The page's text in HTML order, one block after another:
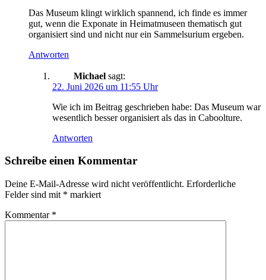
Das Museum klingt wirklich spannend, ich finde es immer
gut, wenn die Exponate in Heimatmuseen thematisch gut
organisiert sind und nicht nur ein Sammelsurium ergeben.
Antworten
Michael sagt:
22. Juni 2026 um 11:55 Uhr
Wie ich im Beitrag geschrieben habe: Das Museum war
wesentlich besser organisiert als das in Caboolture.
Antworten
Schreibe einen Kommentar
Deine E-Mail-Adresse wird nicht veröffentlicht. Erforderliche
Felder sind mit * markiert
Kommentar *